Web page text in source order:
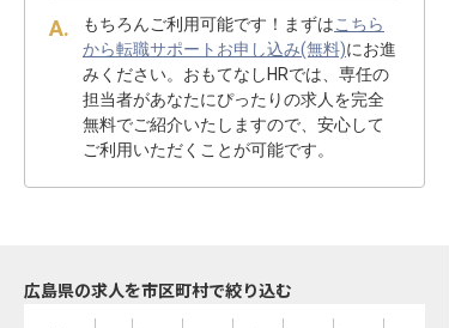
もちろんご利用可能です！まずはこちら
から転職サポートお申し込み(無料)にお進
みください。おもてなしHRでは、専任の
担当者があなたにぴったりの求人を完全
無料でご紹介いたしますので、安心して
ご利用いただくことが可能です。
広島県の求人を市区町村で絞り込む